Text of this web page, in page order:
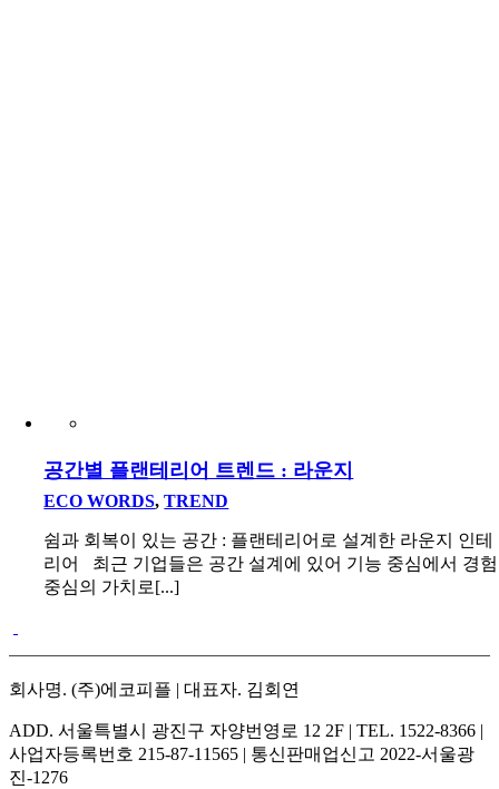
공간별 플랜테리어 트렌드 : 라운지
ECO WORDS,TREND
쉼과 회복이 있는 공간 : 플랜테리어로 설계한 라운지 인테
리어 최근 기업들은 공간 설계에 있어 기능 중심에서 경험
중심의 가치로[...]
회사명. (주)에코피플 | 대표자. 김회연
ADD. 서울특별시 광진구 자양번영로 12 2F | TEL. 1522-8366 |
사업자등록번호 215-87-11565 | 통신판매업신고 2022-서울광
진-1276